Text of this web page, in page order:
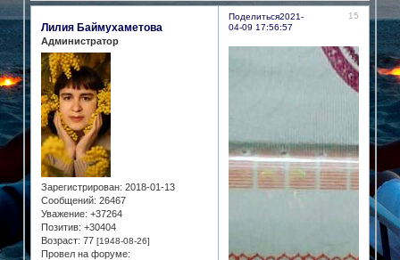
Поделиться 15
2021-
04-09 17:56:57
Лилия Баймухаметова
Администратор
Зарегистрирован: 2018-01-13
Сообщений: 26467
Уважение: +37264
Позитив: +30404
Возраст: 77 [1948-08-26]
Провел на форуме: